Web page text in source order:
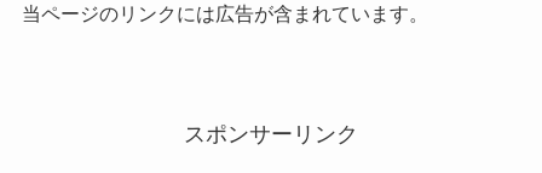
当ページのリンクには広告が含まれています。
スポンサーリンク